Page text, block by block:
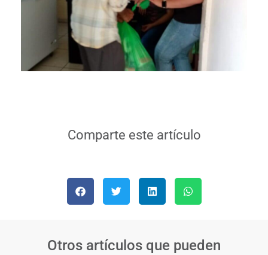
Comparte este artículo
Otros artículos que pueden